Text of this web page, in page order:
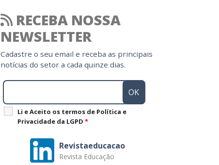
RECEBA NOSSA
NEWSLETTER
Cadastre o seu email e receba as principais
notícias do setor a cada quinze dias.
Li e Aceito os termos de Política e
Privacidade da LGPD *
Revistaeducacao
Revista Educação